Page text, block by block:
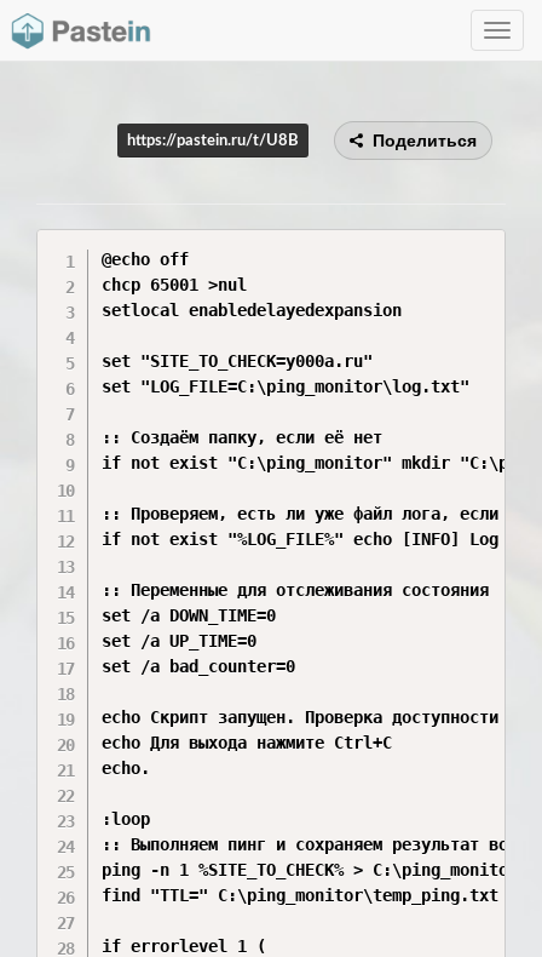
Toggle
https://pastein.ru/t/U8B Поделиться
@echo off
chcp 65001 >nul
setlocal enabledelayedexpansion
set "SITE_TO_CHECK=y000a.ru"
set "LOG_FILE=C:\ping_monitor\log.txt"
:: Создаём папку, если её нет
if not exist "C:\ping_monitor" mkdir
:: Проверяем, есть ли уже файл лога, если нет
if not exist "%LOG_FILE%" echo [INFO] Log file
:: Переменные для отслеживания состояния
set /a DOWN_TIME=0
set /a UP_TIME=0
set /a bad_counter=0
echo Скрипт запущен. Проверка доступности
echo Для выхода нажмите Ctrl+C
echo.
:loop
:: Выполняем пинг и сохраняем результат во
ping -n 1 %SITE_TO_CHECK% >
find "TTL=" C:\ping_monitor\temp_ping.txt
if errorlevel 1 (